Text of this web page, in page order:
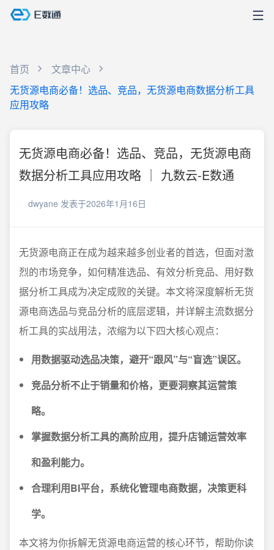
首页
文章中心
无货源电商必备！选品、竞品，无货源电商数据分析工具
应用攻略
无货源电商必备！选品、竞品，无货源电商
数据分析工具应用攻略 ｜ 九数云-E数通
dwyane 发表于2026年1月16日
无货源电商正在成为越来越多创业者的首选，但面对激
烈的市场竞争，如何精准选品、有效分析竞品、用好数
据分析工具成为决定成败的关键。本文将深度解析无货
源电商选品与竞品分析的底层逻辑，并详解主流数据分
析工具的实战用法，浓缩为以下四大核心观点：
用数据驱动选品决策，避开“跟风”与“盲选”误区。
竞品分析不止于销量和价格，更要洞察其运营策
略。
掌握数据分析工具的高阶应用，提升店铺运营效率
和盈利能力。
合理利用BI平台，系统化管理电商数据，决策更科
学。
本文将为你拆解无货源电商运营的核心环节，帮助你读